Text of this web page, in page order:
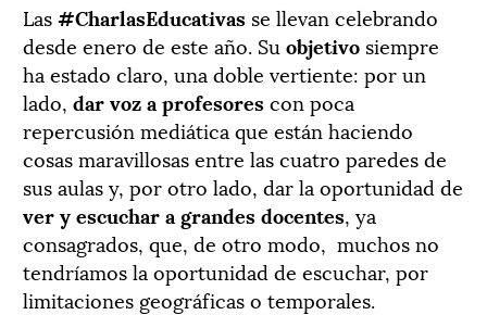
Las#CharlasEducativas se llevan celebrando
desde enero de este año. Su objetivo siempre
ha estado claro, una doble vertiente: por un
lado, dar voz a profesorescon poca
repercusión mediática que están haciendo
cosas maravillosas entre las cuatro paredes de
sus aulas y, por otro lado, dar la oportunidad de
ver y escuchar a grandes docentes, ya
consagrados, que, de otro modo, muchos no
tendríamos la oportunidad de escuchar, por
limitaciones geográficas o temporales.